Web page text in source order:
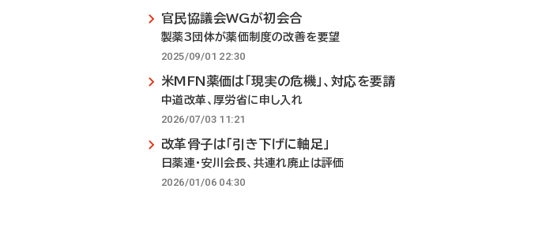
官民協議会WGが初会合
製薬3団体が薬価制度の改善を要望
2025/09/01 22:30
米MFN薬価は「現実の危機」、対応を要請
中道改革、厚労省に申し入れ
2026/07/03 11:21
改革骨子は「引き下げに軸足」
日薬連・安川会長、共連れ廃止は評価
2026/01/06 04:30